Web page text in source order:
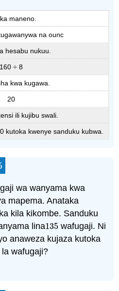
maneno.
na ounc
hesabu nukuu.
160 ÷ 8
kwa kugawa.
20
ili kujibu swali.
kutoka kwenye sanduku kubwa.
wa wanyama kwa
mapema. Anataka
kila kikombe. Sanduku
lina135
135 wafugaji. Ni
anaweza kujaza kutoka
wafugaji?